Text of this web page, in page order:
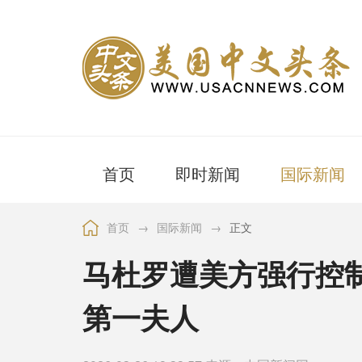
首页 即时新闻 国际新闻
首页 → 国际新闻 → 正文
马杜罗遭美方强行控
第一夫人